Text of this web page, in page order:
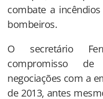
combate a
bombeiros.
O secretário
compromisso
negociações com a
de 2013, antes